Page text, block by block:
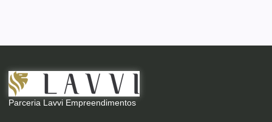
Parceria Lavvi Empreendimentos